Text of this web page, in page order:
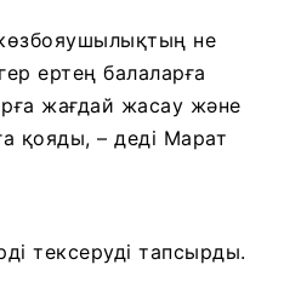
не
ертең балаларға
жағдай жасау және
қояды, – деді Марат
тексеруді тапсырды.